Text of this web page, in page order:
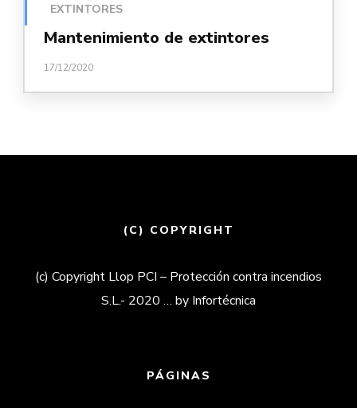
EXTINTORES
Mantenimiento de extintores
17/12/2020
(C) COPYRIGHT
(c) Copyright Llop PCI – Protección contra incendios
S.L.- 2020 … by Infortécnica
PÁGINAS